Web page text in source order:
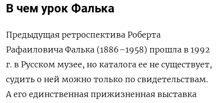
В чем урок Фалька
Предыдущая ретроспектива Роберта
Рафаиловича Фалька (1886–1958) прошла в 1992
г. в Русском музее, но каталога ее не существует,
судить о ней можно только по свидетельствам.
А его единственная прижизненная выставка